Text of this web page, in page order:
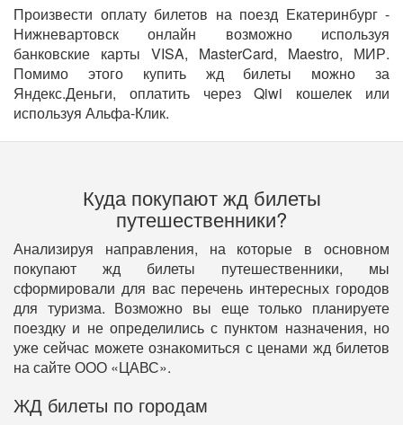
Произвести оплату билетов на поезд Екатеринбург -
Нижневартовск онлайн возможно используя
банковские карты VISA, MasterCard, Maestro, МИР.
Помимо этого купить жд билеты можно за
Яндекс.Деньги, оплатить через Qiwi кошелек или
используя Альфа-Клик.
Куда покупают жд билеты
путешественники?
Анализируя направления, на которые в основном
покупают жд билеты путешественники, мы
сформировали для вас перечень интересных городов
для туризма. Возможно вы еще только планируете
поездку и не определились с пунктом назначения, но
уже сейчас можете ознакомиться с ценами жд билетов
на сайте ООО «ЦАВС».
ЖД билеты по городам